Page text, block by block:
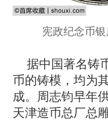
宪政纪念币
据中国著名铸
币的铸模，均为
成。周志钧早年
天津造币总厂总